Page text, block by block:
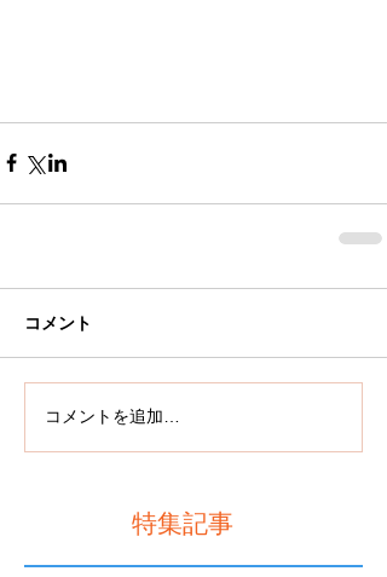
コメント
コメントを追加…
特集記事